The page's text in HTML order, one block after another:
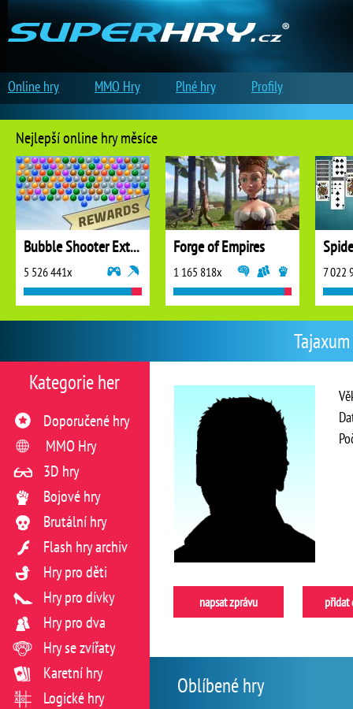
napsat zprávu přidat
Oblíbené hry
Kategorie her
Doporučené hry
MMO Hry
3D hry
Bojové hry
Brutální hry
Flash hry archiv
Hry pro děti
Hry pro dívky
Hry pro dva
Hry se zvířaty
Karetní hry
Logické hry
Nejlepší online hry měsíce
Bubble Shooter Extreme
5 526 441x
Forge of Empires
1 165 818x 7 022
Online hry MMO Hry Plné hry Profily